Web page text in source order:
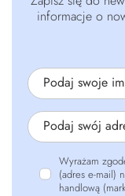
informacje o
Podaj swoje
Podaj swój
Wyrażam
(adres e-mail)
handlową